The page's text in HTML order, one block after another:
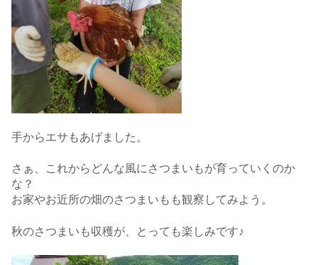
手からエサもあげました。
さぁ、これからどんな風にさつまいもが育っていくのか
な？
お家やお近所の畑のさつまいもも観察してみよう。
秋のさつまいも収穫が、とっても楽しみです♪